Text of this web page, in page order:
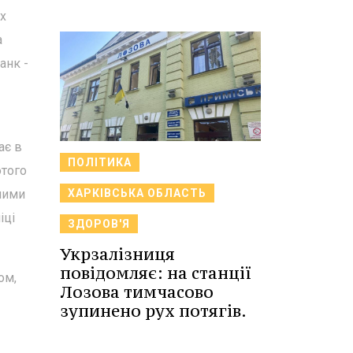
-
в
ПОЛІТИКА
ХАРКІВСЬКА ОБЛАСТЬ
ЗДОРОВ'Я
Укрзалізниця
повідомляє: на станції
Лозова тимчасово
зупинено рух потягів.